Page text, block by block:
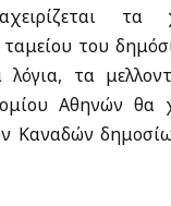
ταμείου του
τα
Αθηνών θα
Καναδών